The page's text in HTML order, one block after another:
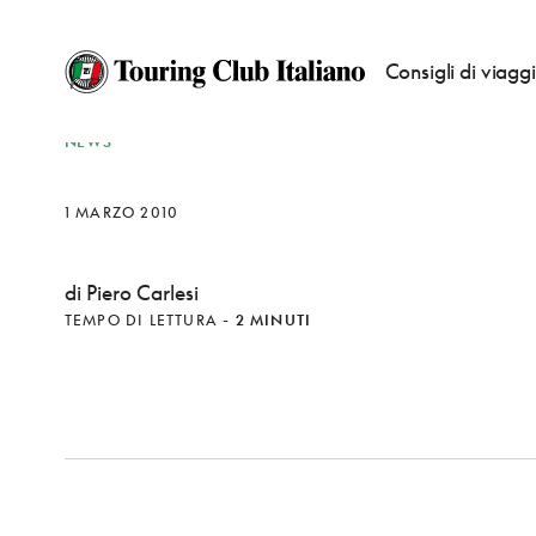
Consigli di
NEWS
1 MARZO 2010
di Piero Carlesi
TEMPO DI LETTURA - 2 MINUTI